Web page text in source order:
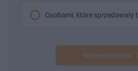
Osobami, które sprzedawały
Następne pytanie